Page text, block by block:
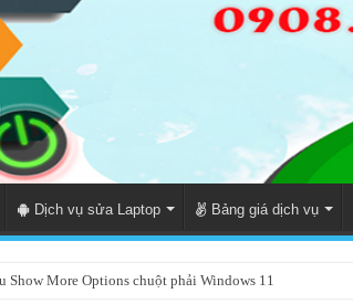
Dịch vụ sửa Laptop Bảng giá dịch vụ
Show More Options chuột phải Windows 11